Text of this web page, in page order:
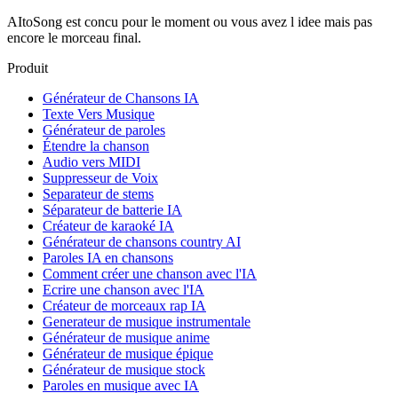
AItoSong est concu pour le moment ou vous avez l idee mais pas
encore le morceau final.
Produit
Générateur de Chansons IA
Texte Vers Musique
Générateur de paroles
Étendre la chanson
Audio vers MIDI
Suppresseur de Voix
Separateur de stems
Séparateur de batterie IA
Créateur de karaoké IA
Générateur de chansons country AI
Paroles IA en chansons
Comment créer une chanson avec l'IA
Ecrire une chanson avec l'IA
Créateur de morceaux rap IA
Generateur de musique instrumentale
Générateur de musique anime
Générateur de musique épique
Générateur de musique stock
Paroles en musique avec IA